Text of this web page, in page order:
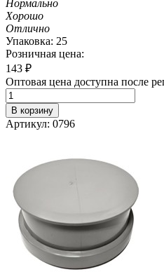
Нормально
Хорошо
Отлично
Упаковка: 25
Розничная цена:
143 ₽
Оптовая цена доступна после
В корзину
Артикул: 0796